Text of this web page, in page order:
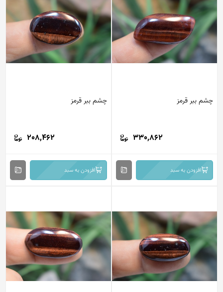
چشم ببر قرمز
330,862
افزودن به سبد
چشم ببر قرمز
208,462
افزودن به سبد